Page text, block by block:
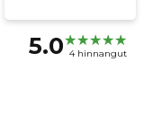
5.0 4 hinnangut